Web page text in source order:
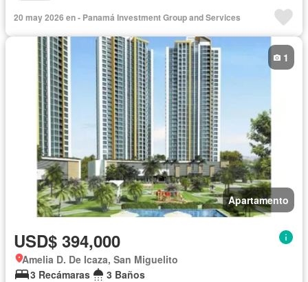
20 may 2026 en - Panamá Investment Group and Services
Apartamento
1
USD$ 394,000
Amelia D. De Icaza, San Miguelito
3 Recámaras
3 Baños